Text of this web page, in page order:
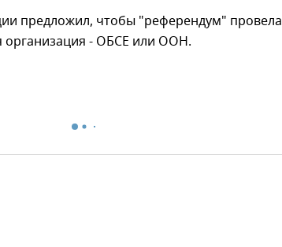
предложил, чтобы "референдум" провела
организация - ОБСЕ или ООН.